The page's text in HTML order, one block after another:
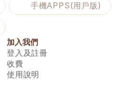
手機APPS(用戶版)
加入我們
登入及註冊
收費
使用說明